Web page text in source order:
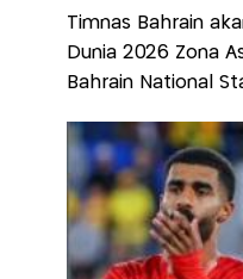
Timnas Bahrain
Dunia 2026 Zona
Bahrain National